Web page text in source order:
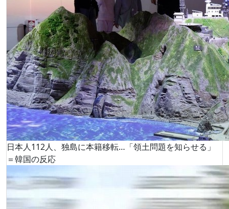
日本人112人、独島に本籍移転…「領土問題を知らせる」
＝韓国の反応